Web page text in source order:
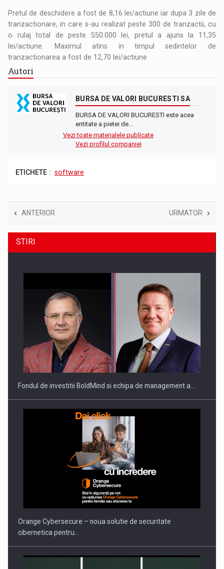
Pretul de deschidere a fost de 8,16 lei/actiune iar dupa 3 zile de
tranzactionare, in care s-au realizat peste 300 de tranzactii, cu
o rulaj total de peste 550.000 lei, pretul a ajuns la 11,35
lei/actiune. Maximul atins in timpul sedintelor de
tranzactionarea a fost de 12,70 lei/actiune
Autori
BURSA DE VALORI BUCURESTI SA
BURSA DE VALORI BUCURESTI este acea
entitate a pietei de…
Vezi toate materialele publicate
Vezi profilul companiei
ETICHETE : software
ANTERIOR URMATOR
STIRI
Fondul de investitii BoldMind si echipa de management a…
Orange Cybersecure – noua solutie de securitate
cibernetica pentru…